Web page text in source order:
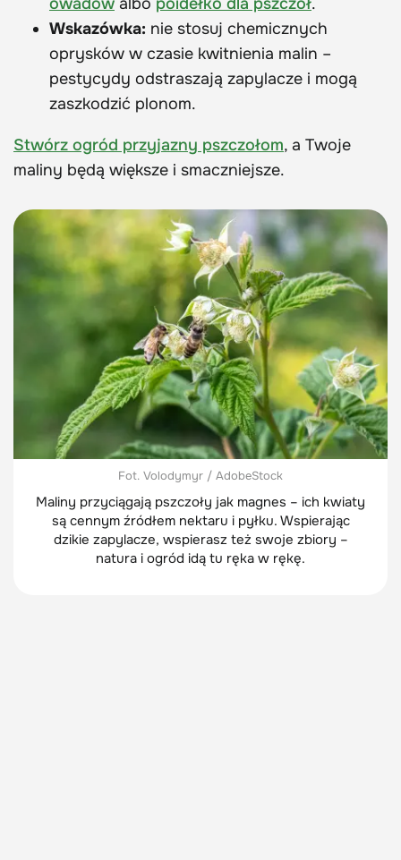
Wskazówka: nie stosuj chemicznych
oprysków w czasie kwitnienia malin –
pestycydy odstraszają zapylacze i mogą
zaszkodzić plonom.
Stwórz ogród przyjazny pszczołom, a Twoje
maliny będą większe i smaczniejsze.
Fot. Volodymyr / AdobeStock
Maliny przyciągają pszczoły jak magnes – ich kwiaty
są cennym źródłem nektaru i pyłku. Wspierając
dzikie zapylacze, wspierasz też swoje zbiory –
natura i ogród idą tu ręka w rękę.